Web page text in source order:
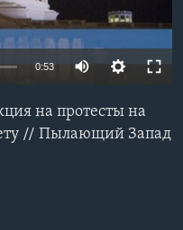
0:53
на протесты на
// Пылающий Запад